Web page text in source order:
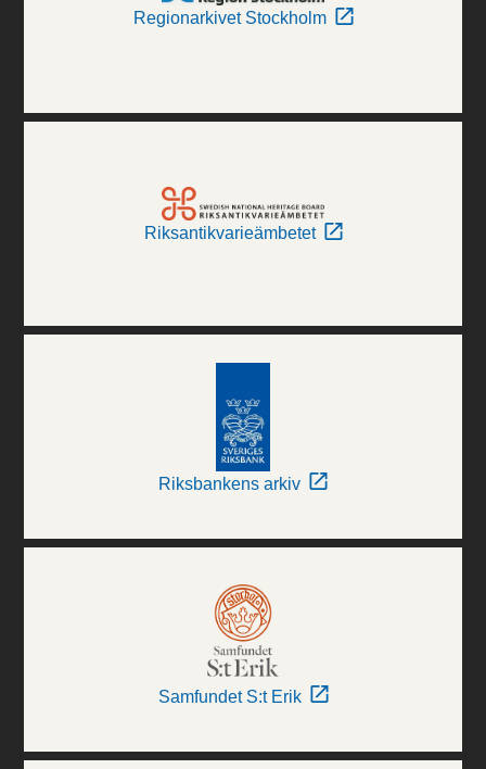
Regionarkivet Stockholm
Riksantikvarieämbetet
Riksbankens arkiv
Samfundet S:t Erik